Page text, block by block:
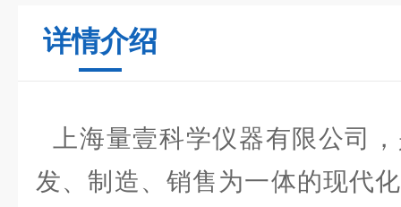
详情介绍
上海量壹科学仪器有限公司
发、制造、销售为一体的现代